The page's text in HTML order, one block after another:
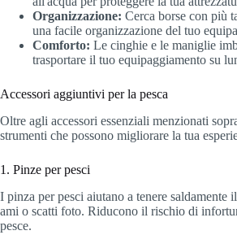
Organizzazione: Cerca borse con più
una facile organizzazione del tuo
Comforto: Le cinghie e le maniglie
trasportare il tuo equipaggiamento su
Accessori aggiuntivi per la pesca
Oltre agli accessori essenziali menzionati
strumenti che possono migliorare la tua
1. Pinze per pesci
I pinza per pesci aiutano a tenere saldamente
ami o scatti foto. Riducono il rischio di
pesce.